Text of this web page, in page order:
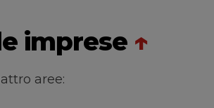
imprese ↑
aree: